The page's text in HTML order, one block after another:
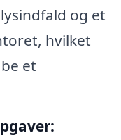
og et
hvilket
et